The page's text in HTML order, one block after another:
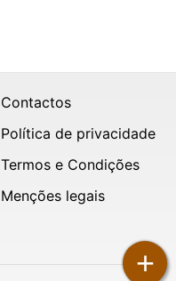
+
Contactos
Política de privacidade
Termos e Condições
Menções legais